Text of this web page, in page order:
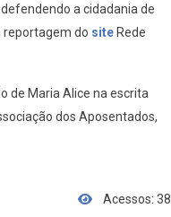
a cidadania de
reportagem do site Rede
de Maria Alice na escrita
dos Aposentados,
Acessos: 38